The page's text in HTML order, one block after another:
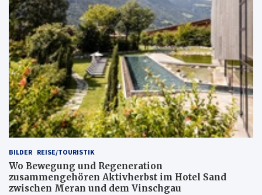
BILDER REISE/TOURISTIK
Wo Bewegung und Regeneration
zusammengehören Aktivherbst im Hotel Sand
zwischen Meran und dem Vinschgau